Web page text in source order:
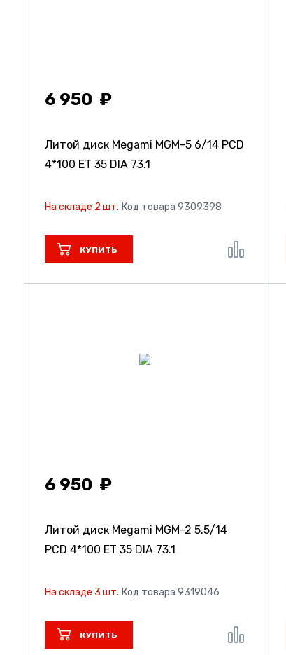
6 950
Литой диск Megami MGM-5 6/14 PCD
4*100 ET 35 DIA 73.1
На складе 2 шт. Код товара 9309398
КУПИТЬ
6 950
Литой диск Megami MGM-2 5.5/14
PCD 4*100 ET 35 DIA 73.1
На складе 3 шт. Код товара 9319046
КУПИТЬ